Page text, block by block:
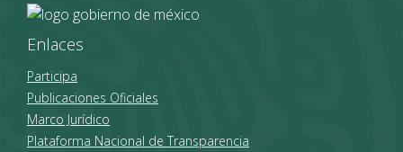
Enlaces
Participa
Publicaciones Oficiales
Marco Jurídico
Plataforma Nacional de Transparencia